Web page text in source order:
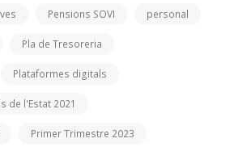
Pensions SOVI personal
Pla de Tresoreria
Plataformes digitals
de l'Estat 2021
Primer Trimestre 2023